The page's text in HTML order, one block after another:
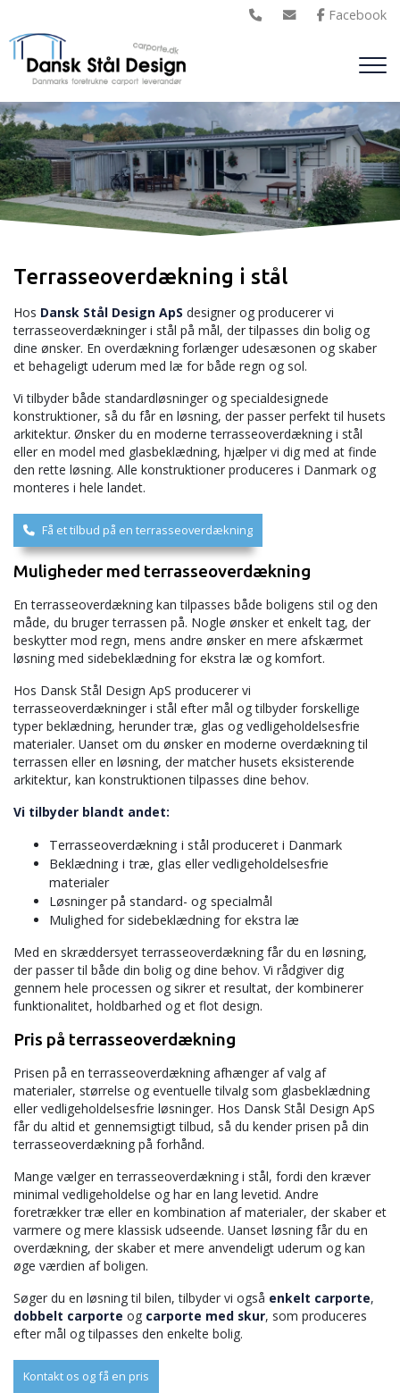
hovedindhold
Terrasseoverdækning i stål
Hos Dansk Stål Design ApS designer og producerer vi
terrasseoverdækninger i stål på mål, der tilpasses din bolig og
dine ønsker. En overdækning forlænger udesæsonen og skaber
et behageligt uderum med læ for både regn og sol.
Vi tilbyder både standardløsninger og specialdesignede
konstruktioner, så du får en løsning, der passer perfekt til husets
arkitektur. Ønsker du en moderne terrasseoverdækning i stål
eller en model med glasbeklædning, hjælper vi dig med at finde
den rette løsning. Alle konstruktioner produceres i Danmark og
monteres i hele landet.
Få et tilbud på en terrasseoverdækning
Muligheder med terrasseoverdækning
En terrasseoverdækning kan tilpasses både boligens stil og den
måde, du bruger terrassen på. Nogle ønsker et enkelt tag, der
beskytter mod regn, mens andre ønsker en mere afskærmet
løsning med sidebeklædning for ekstra læ og komfort.
Hos Dansk Stål Design ApS producerer vi
terrasseoverdækninger i stål efter mål og tilbyder forskellige
typer beklædning, herunder træ, glas og vedligeholdelsesfrie
materialer. Uanset om du ønsker en moderne overdækning til
terrassen eller en løsning, der matcher husets eksisterende
arkitektur, kan konstruktionen tilpasses dine behov.
Vi tilbyder blandt andet:
Terrasseoverdækning i stål produceret i Danmark
Beklædning i træ, glas eller vedligeholdelsesfrie
materialer
Løsninger på standard- og specialmål
Mulighed for sidebeklædning for ekstra læ
Med en skræddersyet terrasseoverdækning får du en løsning,
der passer til både din bolig og dine behov. Vi rådgiver dig
gennem hele processen og sikrer et resultat, der kombinerer
funktionalitet, holdbarhed og et flot design.
Pris på terrasseoverdækning
Prisen på en terrasseoverdækning afhænger af valg af
materialer, størrelse og eventuelle tilvalg som glasbeklædning
eller vedligeholdelsesfrie løsninger. Hos Dansk Stål Design ApS
får du altid et gennemsigtigt tilbud, så du kender prisen på din
terrasseoverdækning på forhånd.
Mange vælger en terrasseoverdækning i stål, fordi den kræver
minimal vedligeholdelse og har en lang levetid. Andre
foretrækker træ eller en kombination af materialer, der skaber et
varmere og mere klassisk udseende. Uanset løsning får du en
overdækning, der skaber et mere anvendeligt uderum og kan
øge værdien af boligen.
Søger du en løsning til bilen, tilbyder vi også enkelt carporte,
dobbelt carporte og carporte med skur, som produceres
efter mål og tilpasses den enkelte bolig.
Kontakt os og få en pris